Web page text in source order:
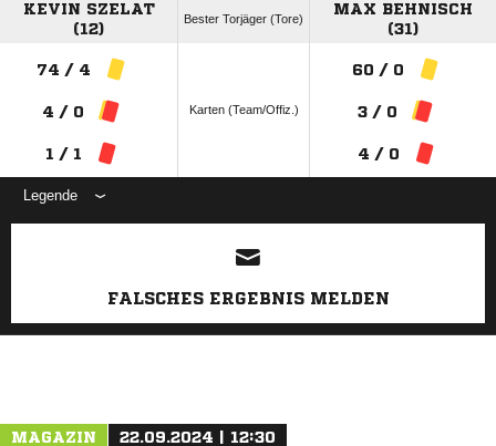
KEVIN SZELAT
(12)
Bester Torjäger (Tore)
MAX BEHNISCH
(31)
74 / 4
4 / 0
1 / 1
Karten (Team/Offiz.)
60 / 0
3 / 0
4 / 0
Legende
ANZEIGE
FALSCHES ERGEBNIS MELDEN
MAGAZIN 22.09.2024 | 12:30